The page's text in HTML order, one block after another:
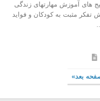
های آموزش مهارتهای زندگی
تفکر مثبت به کودکان و فواید
بعد»